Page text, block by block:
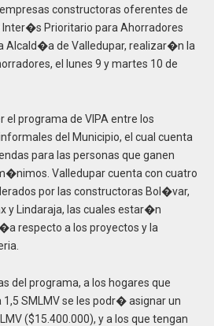
constructoras oferentes de
Inter�s Prioritario para Ahorradores
Alcald�a de Valledupar, realizar�n la
el lunes 9 y martes 10 de
el programa de VIPA entre los
del Municipio, el cual cuenta
para las personas que ganen
Valledupar cuenta con cuatro
por las constructoras Bol�var,
y Lindaraja, las cuales estar�n
respecto a los proyectos y la
del programa, a los hogares que
SMLMV se les podr� asignar un
($15.400.000), y a los que tengan